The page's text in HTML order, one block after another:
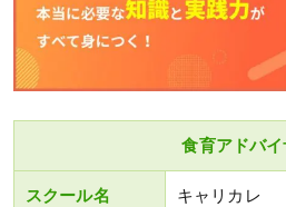
食育アドバイ
スクール名 キャリカレ